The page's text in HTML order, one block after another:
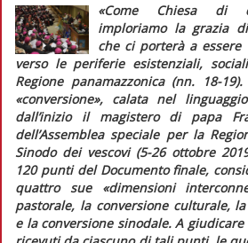
«Come Chiesa di
imploriamo la grazia
che ci porterà a
verso le periferie esistenziali,
Regione panamazzonica (nn. 18-
«conversione», calata nel
dall’inizio il magistero di papa
dell’Assemblea speciale per la
Sinodo dei vescovi (5-26 ottobre
120 punti del Documento finale,
quattro sue «dimensioni
pastorale, la conversione culturale,
e la conversione sinodale. A